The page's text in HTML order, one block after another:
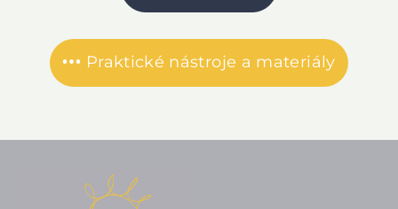
Praktické nástroje a materiály